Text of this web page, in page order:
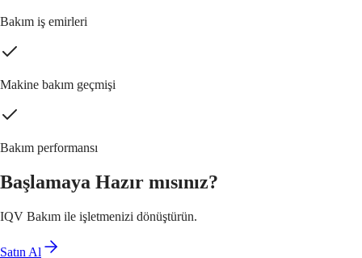
Bakım iş emirleri
Makine bakım geçmişi
Bakım performansı
Başlamaya Hazır mısınız?
IQV Bakım ile işletmenizi dönüştürün.
Satın Al